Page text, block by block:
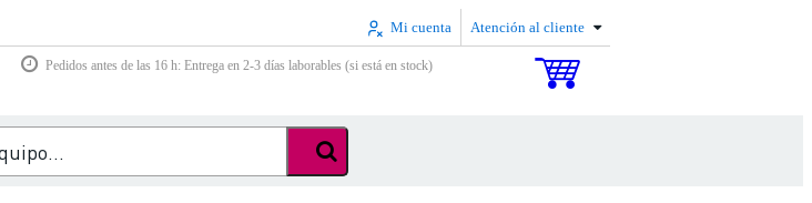
Mi cuenta Atención al cliente
Pedidos antes de las 16 h: Entrega en 2-3 días laborables (si está en stock)